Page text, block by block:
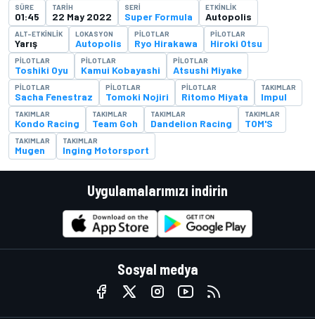
SÜRE
01:45
TARIH
22 May 2022
SERI
Super Formula
ETKINLIK
Autopolis
ALT-ETKINLIK
Yarış
LOKASYON
Autopolis
PILOTLAR
Ryo Hirakawa
PILOTLAR
Hiroki Otsu
PILOTLAR
Toshiki Oyu
PILOTLAR
Kamui Kobayashi
PILOTLAR
Atsushi Miyake
PILOTLAR
Sacha Fenestraz
PILOTLAR
Tomoki Nojiri
PILOTLAR
Ritomo Miyata
TAKIMLAR
Impul
TAKIMLAR
Kondo Racing
TAKIMLAR
Team Goh
TAKIMLAR
Dandelion Racing
TAKIMLAR
TOM'S
TAKIMLAR
Mugen
TAKIMLAR
Inging Motorsport
Uygulamalarımızı indirin
Sosyal medya